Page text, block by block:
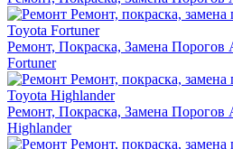
Ремонт, Покраска, Замена Порогов
Fortuner
Ремонт, Покраска, Замена Порогов
Highlander